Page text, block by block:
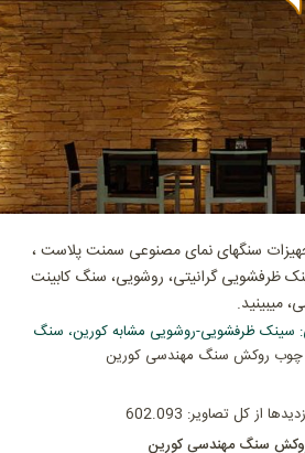
سنگهای نمای مصنوعی سمنت پلاست ،
ظرفشویی گرانیتی، روشویی، سنگ کابینت
میبینید.
ظرفشویی-روشویی مشابه کورین، سنگ
روکش سنگ مهندسی کورین
از کل تصاویر: 602.093
سنگ مهندسی کورین